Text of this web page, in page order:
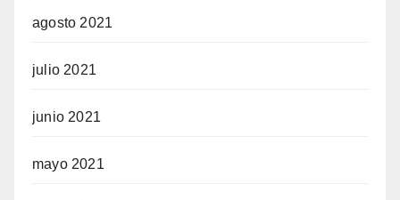
agosto 2021
julio 2021
junio 2021
mayo 2021